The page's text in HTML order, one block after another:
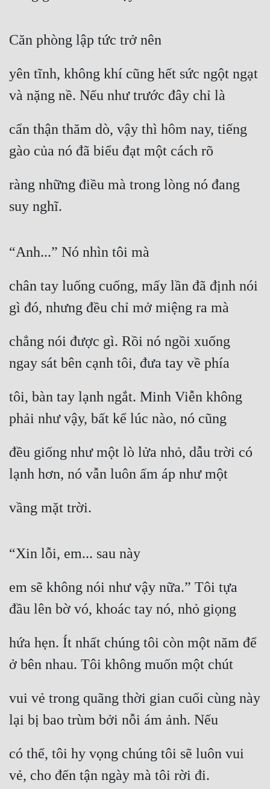
Căn phòng lập tức trở nên
yên tĩnh, không khí cũng hết sức ngột ngạt
và nặng nề. Nếu như trước đây chỉ là
cẩn thận thăm dò, vậy thì hôm nay, tiếng
gào của nó đã biểu đạt một cách rõ
ràng những điều mà trong lòng nó đang
suy nghĩ.
“Anh...” Nó nhìn tôi mà
chân tay luống cuống, mấy lần đã định nói
gì đó, nhưng đều chỉ mở miệng ra mà
chẳng nói được gì. Rồi nó ngồi xuống
ngay sát bên cạnh tôi, đưa tay về phía
tôi, bàn tay lạnh ngắt. Minh Viễn không
phải như vậy, bất kể lúc nào, nó cũng
đều giống như một lò lửa nhỏ, dẫu trời có
lạnh hơn, nó vẫn luôn ấm áp như một
vầng mặt trời.
“Xin lỗi, em... sau này
em sẽ không nói như vậy nữa.” Tôi tựa
đầu lên bờ vó, khoác tay nó, nhỏ giọng
hứa hẹn. Ít nhất chúng tôi còn một năm để
ở bên nhau. Tôi không muốn một chút
vui vẻ trong quãng thời gian cuối cùng này
lại bị bao trùm bởi nỗi ám ảnh. Nếu
có thể, tôi hy vọng chúng tôi sẽ luôn vui
vẻ, cho đến tận ngày mà tôi rời đi.